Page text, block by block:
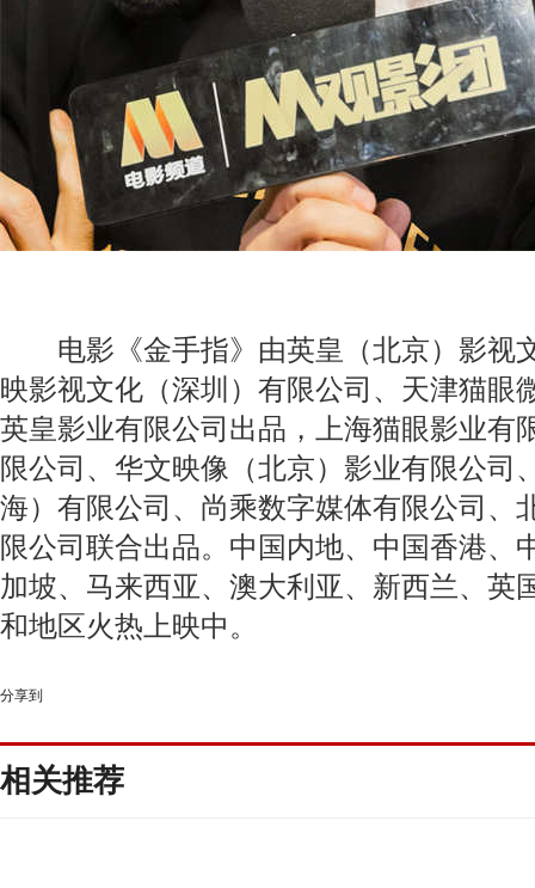
电影《金手指》由英皇（北京）影视
映影视文化（深圳）有限公司、天津猫眼
英皇影业有限公司出品，上海猫眼影业有
限公司、华文映像（北京）影业有限公司
海）有限公司、尚乘数字媒体有限公司、
限公司联合出品。中国内地、中国香港、
加坡、马来西亚、澳大利亚、新西兰、英
和地区火热上映中。
分享到
相关推荐